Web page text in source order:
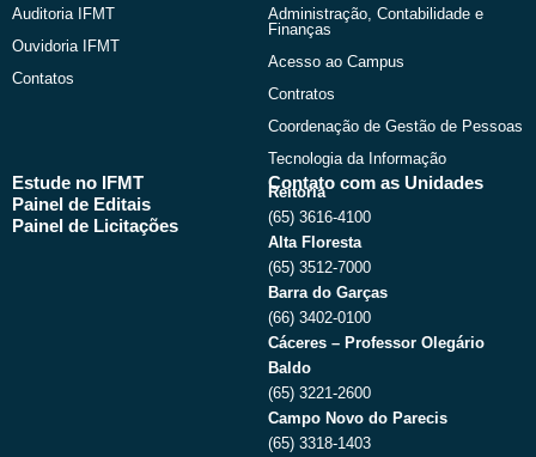
Auditoria IFMT
Ouvidoria IFMT
Contatos
Administração, Contabilidade e
Finanças
Acesso ao Campus
Contratos
Coordenação de Gestão de Pessoas
Tecnologia da Informação
Estude no IFMT
Painel de Editais
Painel de Licitações
Contato com as Unidades
Reitoria
(65) 3616-4100
Alta Floresta
(65) 3512-7000
Barra do Garças
(66) 3402-0100
Cáceres – Professor Olegário
Baldo
(65) 3221-2600
Campo Novo do Parecis
(65) 3318-1403